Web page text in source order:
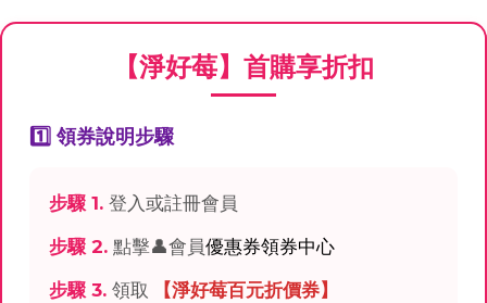
【淨好莓】首購享折扣
1️⃣ 領券說明步驟
步驟 1. 登入或註冊會員
步驟 2. 點擊👤會員優惠券領券中心
步驟 3. 領取
【淨好莓百元折價券】